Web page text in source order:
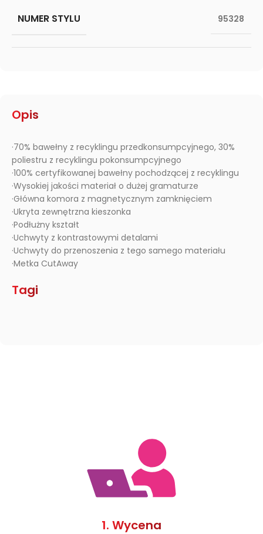
Opis
·70% bawełny z recyklingu przedkonsumpcyjnego, 30%
poliestru z recyklingu pokonsumpcyjnego
·100% certyfikowanej bawełny pochodzącej z recyklingu
·Wysokiej jakości materiał o dużej gramaturze
·Główna komora z magnetycznym zamknięciem
·Ukryta zewnętrzna kieszonka
·Podłużny kształt
·Uchwyty z kontrastowymi detalami
·Uchwyty do przenoszenia z tego samego materiału
·Metka CutAway
Tagi
NUMER STYLU 95328
1. Wycena